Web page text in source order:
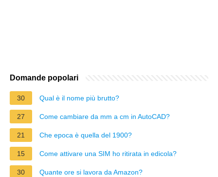
Domande popolari
30 Qual è il nome più brutto?
27 Come cambiare da mm a cm in AutoCAD?
21 Che epoca è quella del 1900?
15 Come attivare una SIM ho ritirata in edicola?
30 Quante ore si lavora da Amazon?